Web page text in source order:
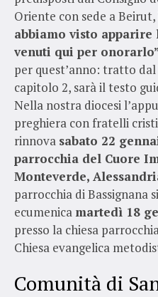
Oriente con sede a
abbiamo visto
venuti qui per
per quest’anno: tratto
capitolo 2, sarà il testo
Nella nostra diocesi
preghiera con fratelli
rinnova sabato 22
parrocchia del Cuore
Monteverde,
parrocchia di Bassignana
ecumenica martedì 18
presso la chiesa
Chiesa evangelica
Comunità di